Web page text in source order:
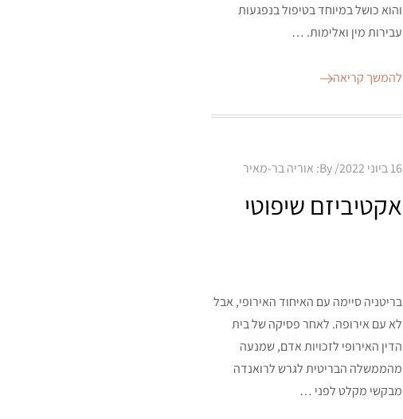
והוא כושל במיוחד בטיפול בנפגעות
עבירות מין ואלימות. …
להמשך קריאה
Posted
16 ביוני 2022 By: אוריה בר-מאיר
אקטיביזם שיפוטי
בריטניה סיימה עם האיחוד האירופי, אבל
לא עם אירופה. לאחר פסיקה של בית
הדין האירופי לזכויות אדם, שמנעה
מהממשלה הבריטית לגרש לרואנדה
מבקשי מקלט לפני …